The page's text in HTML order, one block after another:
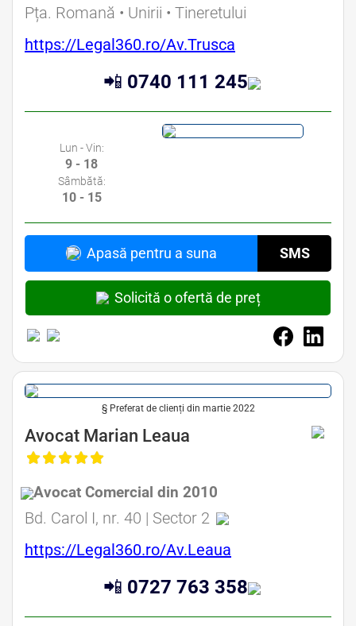
Pța. Romană • Unirii • Tineretului
https://Legal360.ro/Av.Trusca
📲 0740 111 245
Lun - Vin:
9 - 18
Sâmbătă:
10 - 15
Apasă pentru a suna SMS
Solicită o ofertă de preț
§ Preferat de clienți din martie 2022
Avocat Marian Leaua
Avocat Comercial din 2010
Bd. Carol I, nr. 40 | Sector 2
https://Legal360.ro/Av.Leaua
📲 0727 763 358